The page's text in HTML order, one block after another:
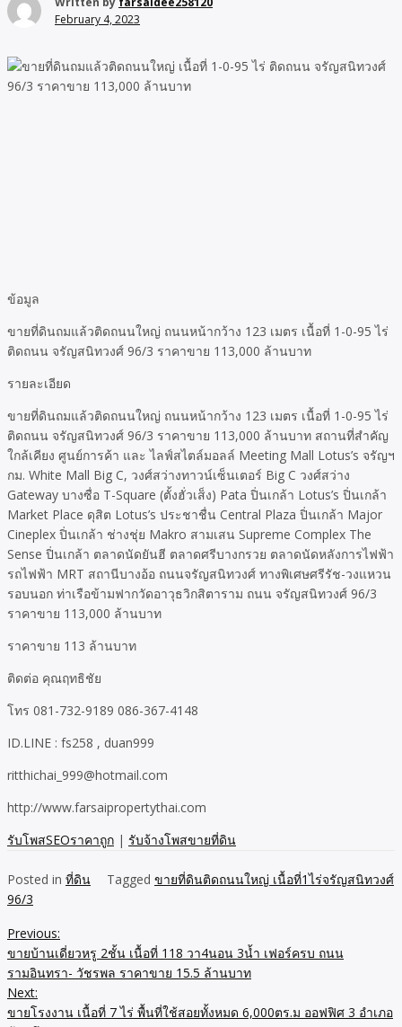
February 4, 2023
ข้อมูล
ขายที่ดินถมแล้วติดถนนใหญ่ ถนนหน้ากว้าง 123 เมตร เนื้อที่ 1-0-95 ไร่
ติดถนน จรัญสนิทวงศ์ 96/3 ราคาขาย 113,000 ล้านบาท
รายละเอียด
ขายที่ดินถมแล้วติดถนนใหญ่ ถนนหน้ากว้าง 123 เมตร เนื้อที่ 1-0-95 ไร่
ติดถนน จรัญสนิทวงศ์ 96/3 ราคาขาย 113,000 ล้านบาท สถานที่สำคัญ
ใกล้เคียง ศูนย์การค้า และ ไลฟ์สไตล์มอลล์ Meeting Mall Lotus’s จรัญฯ
กม. White Mall Big C, วงศ์สว่างทาวน์เซ็นเตอร์ Big C วงศ์สว่าง
Gateway บางซื่อ T-Square (ตั้งฮั่วเส็ง) Pata ปิ่นเกล้า Lotus’s ปิ่นเกล้า
Market Place ดุสิต Lotus’s ประชาชื่น Central Plaza ปิ่นเกล้า Major
Cineplex ปิ่นเกล้า ช่างชุ่ย Makro สามเสน Supreme Complex The
Sense ปิ่นเกล้า ตลาดนัดยันฮี ตลาดศรีบางกรวย ตลาดนัดหลังการไฟฟ้า
รถไฟฟ้า MRT สถานีบางอ้อ ถนนจรัญสนิทวงศ์ ทางพิเศษศรีรัช-วงแหวน
รอบนอก ท่าเรือข้ามฟากวัดอาวุธวิกสิตาราม ถนน จรัญสนิทวงศ์ 96/3
ราคาขาย 113,000 ล้านบาท
ราคาขาย 113 ล้านบาท
ติดต่อ คุณฤทธิชัย
โทร 081-732-9189 086-367-4148
ID.LINE : fs258 , duan999
ritthichai_999@hotmail.com
http://www.farsaipropertythai.com
รับโพสSEOราคาถูก | รับจ้างโพสขายที่ดิน
Posted in ที่ดิน Tagged ขายที่ดินติดถนนใหญ่ เนื้อที่1ไร่จรัญสนิทวงศ์
96/3
Post
navigation
Previous:
ขายบ้านเดี่ยวหรู 2ชั้น เนื้อที่ 118 วา4นอน 3น้ำ เฟอร์ครบ ถนน
รามอินทรา- วัชรพล ราคาขาย 15.5 ล้านบาท
Next:
ขายโรงงาน เนื้อที่ 7 ไร่ พื้นที่ใช้สอยทั้งหมด 6,000ตร.ม ออฟฟิศ 3 อำเภอ